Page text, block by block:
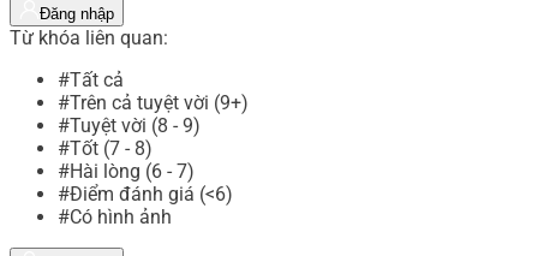
Đăng nhập
Từ khóa liên quan:
#Tất cả
#Trên cả tuyệt vời (9+)
#Tuyệt vời (8 - 9)
#Tốt (7 - 8)
#Hài lòng (6 - 7)
#Điểm đánh giá (<6)
#Có hình ảnh